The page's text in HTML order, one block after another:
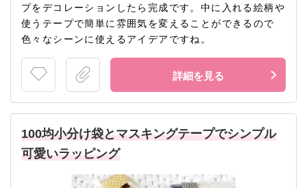
プをデコレーションしたら完成です。中に入れる絵柄や
使うテープで簡単に雰囲気を変えることができるので
色々なシーンに使えるアイデアですね。
詳細を見る
100均小分け袋とマスキングテープでシンプル
可愛いラッピング